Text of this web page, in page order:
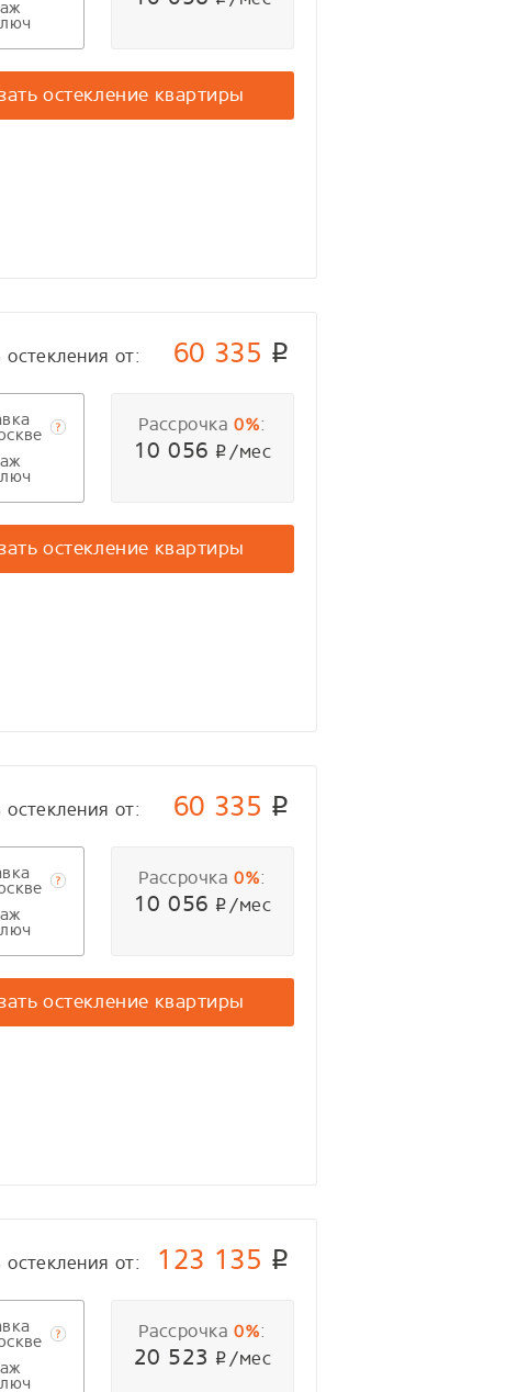
остекление квартиры
от: 60 335 p
Рассрочка0%:
10 056 p /мес
остекление квартиры
от: 60 335 p
Рассрочка0%:
10 056 p /мес
остекление квартиры
от: 123 135 p
Рассрочка0%:
20 523 p /мес